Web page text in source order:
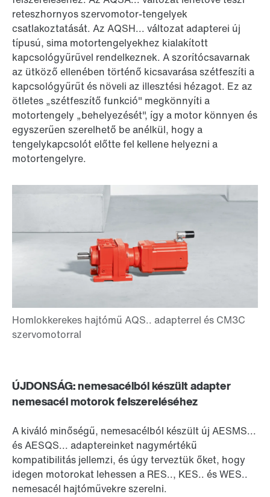
reteszhornyos szervomotor-tengelyek
csatlakoztatását. Az AQSH... változat adapterei új
típusú, sima motortengelyekhez kialakított
kapcsológyűrűvel rendelkeznek. A szorítócsavarnak
az ütköző ellenében történő kicsavarása szétfeszíti a
kapcsológyűrűt és növeli az illesztési hézagot. Ez az
ötletes „szétfeszítő funkció" megkönnyíti a
motortengely „behelyezését", így a motor könnyen és
egyszerűen szerelhető be anélkül, hogy a
tengelykapcsolót előtte fel kellene helyezni a
motortengelyre.
ÚJDONSÁG: nemesacélból készült adapter
nemesacél motorok felszereléséhez
A kiváló minőségű, nemesacélból készült új AESMS...
és AESQS... adaptereinket nagymértékű
kompatibilitás jellemzi, és úgy terveztük őket, hogy
idegen motorokat lehessen a RES.., KES.. és WES..
nemesacél hajtóművekre szerelni.